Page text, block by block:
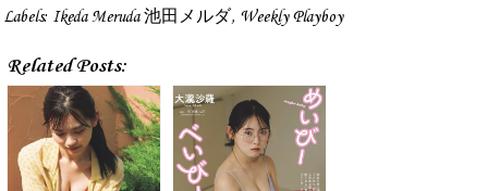
Labels: Ikeda Meruda 池田メルダ, Weekly Playboy
Related Posts: